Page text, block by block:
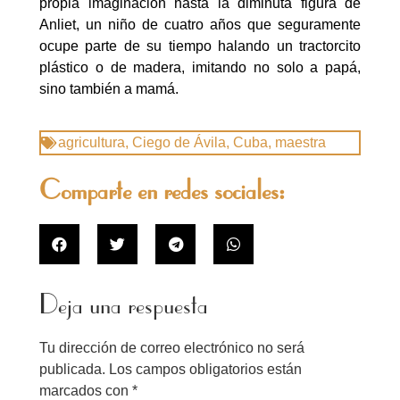
propia imaginación hasta la diminuta figura de
Anliet, un niño de cuatro años que seguramente
ocupe parte de su tiempo halando un tractorcito
plástico o de madera, imitando no solo a papá,
sino también a mamá.
agricultura, Ciego de Ávila, Cuba, maestra
Comparte en redes sociales:
Deja una respuesta
Tu dirección de correo electrónico no será
publicada. Los campos obligatorios están
marcados con *